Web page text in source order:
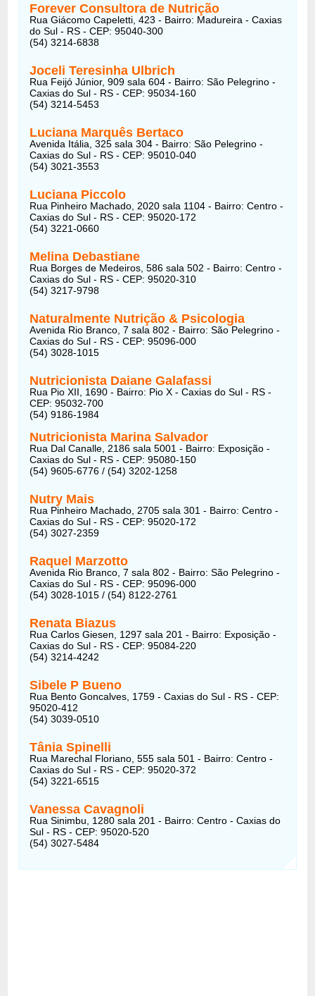
Forever Consultora de Nutrição
Rua Giácomo Capeletti, 423 - Bairro: Madureira - Caxias
do Sul - RS - CEP: 95040-300
(54) 3214-6838
Joceli Teresinha Ulbrich
Rua Feijó Júnior, 909 sala 604 - Bairro: São Pelegrino -
Caxias do Sul - RS - CEP: 95034-160
(54) 3214-5453
Luciana Marquês Bertaco
Avenida Itália, 325 sala 304 - Bairro: São Pelegrino -
Caxias do Sul - RS - CEP: 95010-040
(54) 3021-3553
Luciana Piccolo
Rua Pinheiro Machado, 2020 sala 1104 - Bairro: Centro -
Caxias do Sul - RS - CEP: 95020-172
(54) 3221-0660
Melina Debastiane
Rua Borges de Medeiros, 586 sala 502 - Bairro: Centro -
Caxias do Sul - RS - CEP: 95020-310
(54) 3217-9798
Naturalmente Nutrição & Psicologia
Avenida Rio Branco, 7 sala 802 - Bairro: São Pelegrino -
Caxias do Sul - RS - CEP: 95096-000
(54) 3028-1015
Nutricionista Daiane Galafassi
Rua Pio XII, 1690 - Bairro: Pio X - Caxias do Sul - RS -
CEP: 95032-700
(54) 9186-1984
Nutricionista Marina Salvador
Rua Dal Canalle, 2186 sala 5001 - Bairro: Exposição -
Caxias do Sul - RS - CEP: 95080-150
(54) 9605-6776 / (54) 3202-1258
Nutry Mais
Rua Pinheiro Machado, 2705 sala 301 - Bairro: Centro -
Caxias do Sul - RS - CEP: 95020-172
(54) 3027-2359
Raquel Marzotto
Avenida Rio Branco, 7 sala 802 - Bairro: São Pelegrino -
Caxias do Sul - RS - CEP: 95096-000
(54) 3028-1015 / (54) 8122-2761
Renata Biazus
Rua Carlos Giesen, 1297 sala 201 - Bairro: Exposição -
Caxias do Sul - RS - CEP: 95084-220
(54) 3214-4242
Sibele P Bueno
Rua Bento Goncalves, 1759 - Caxias do Sul - RS - CEP:
95020-412
(54) 3039-0510
Tânia Spinelli
Rua Marechal Floriano, 555 sala 501 - Bairro: Centro -
Caxias do Sul - RS - CEP: 95020-372
(54) 3221-6515
Vanessa Cavagnoli
Rua Sinimbu, 1280 sala 201 - Bairro: Centro - Caxias do
Sul - RS - CEP: 95020-520
(54) 3027-5484